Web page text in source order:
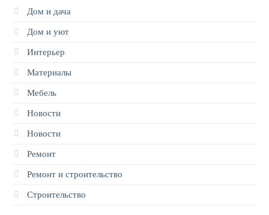
Дом и дача
Дом и уют
Интерьер
Материалы
Мебель
Новости
Новости
Ремонт
Ремонт и строительство
Строительство